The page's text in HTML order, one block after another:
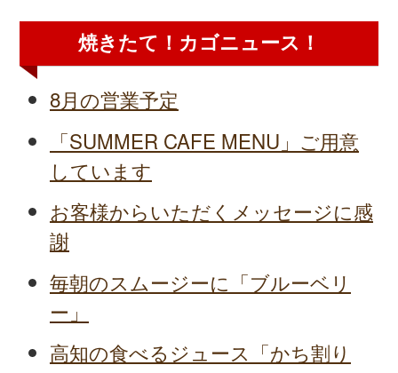
焼きたて！カゴニュース！
8月の営業予定
「SUMMER CAFE MENU」ご用意
しています
お客様からいただくメッセージに感
謝
毎朝のスムージーに「ブルーベリ
ー」
高知の食べるジュース「かち割り